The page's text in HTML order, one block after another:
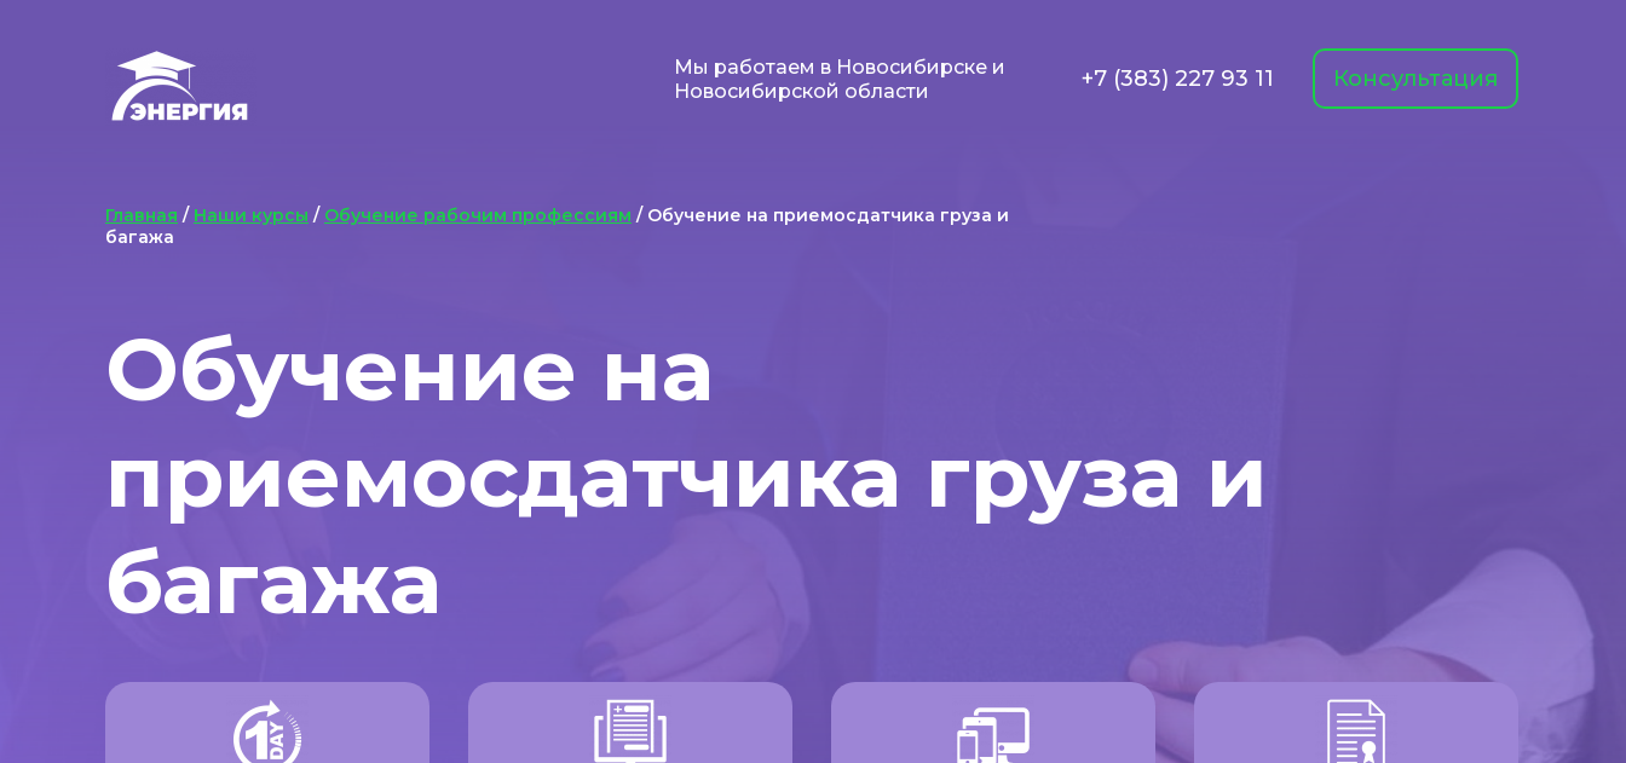
Мы работаем в Новосибирске и
Новосибирской области
+7 (383) 227 93 11 Консультация
Обучение на
приемосдатчика груза и
багажа
Главная / Наши курсы / Обучение рабочим профессиям / Обучение на приемосдатчика груза и
багажа